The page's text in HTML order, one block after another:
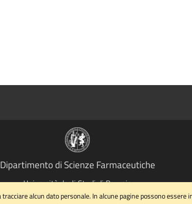
Dipartimento di Scienze Farmaceutiche
Università degli Studi di Perugia
n. 9 Padiglione X, II piano - 06126 Perugia
alcun dato personale. In alcune pagine possono essere